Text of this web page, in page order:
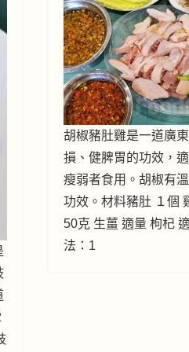
胡椒豬肚雞是一道廣
損、健脾胃的功效，
瘦弱者食用。胡椒有
功效。材料豬肚 １個
50克 生薑 適量 枸杞
法：1